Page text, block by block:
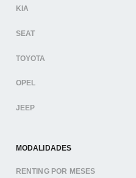
KIA
SEAT
TOYOTA
OPEL
JEEP
MODALIDADES
RENTING POR MESES